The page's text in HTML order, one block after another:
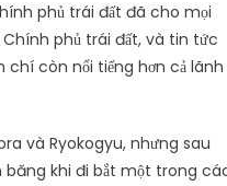
phủ trái đất đã cho mọi
Chính phủ trái đất, và tin tức
còn nổi tiếng hơn cả lãnh
và Ryokogyu, nhưng sau
băng khi đi bắt một trong